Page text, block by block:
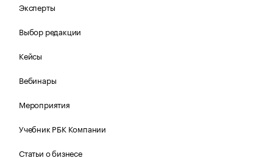
Эксперты
Выбор редакции
Кейсы
Вебинары
Мероприятия
Учебник РБК Компании
Статьи о бизнесе